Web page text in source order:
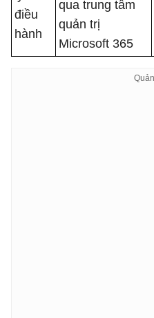
điều
hành
qua trung tâm
quản trị
Microsoft 365